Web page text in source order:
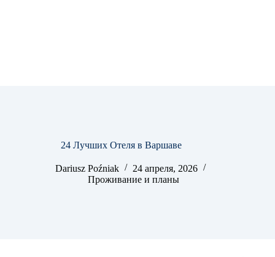
24 Лучших Отеля в Варшаве
Dariusz Poźniak
24 апреля, 2026
Проживание и планы